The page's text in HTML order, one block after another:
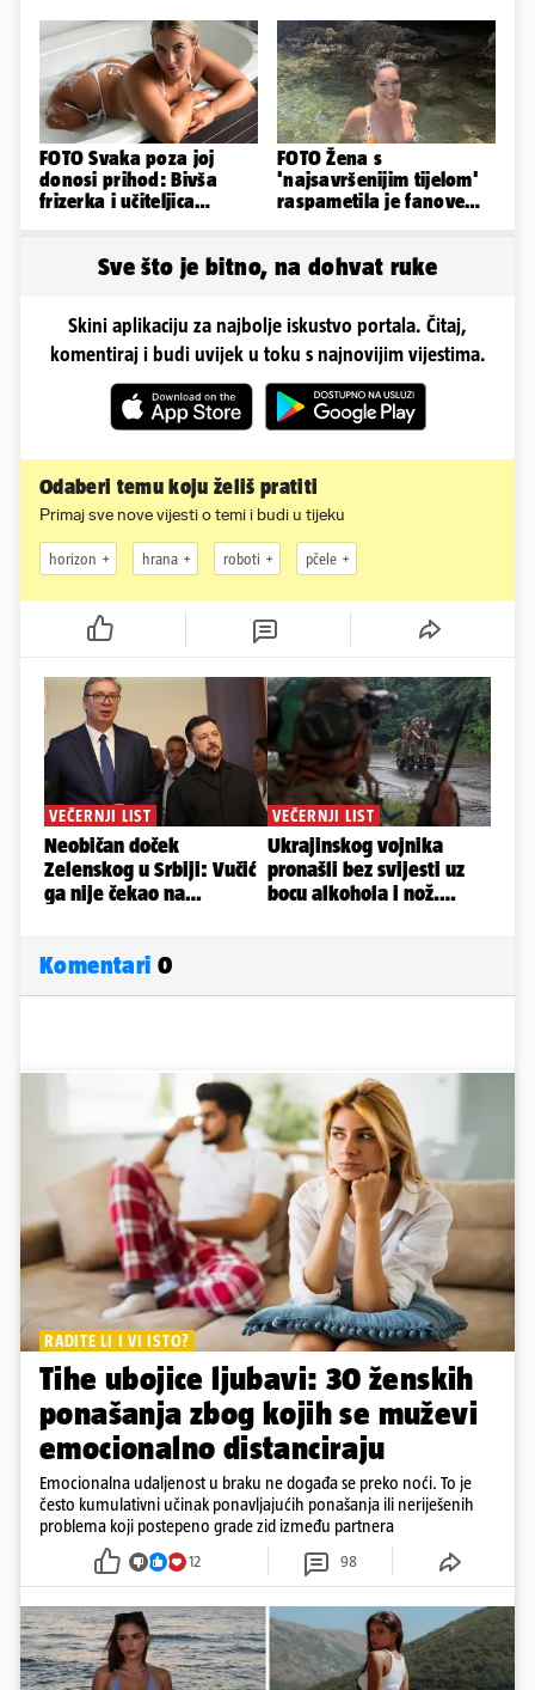
FOTO Svaka poza joj
donosi prihod: Bivša
frizerka i učiteljica
FOTO Žena s
'najsavršenijim tijelom'
raspametila je fanove
Sve što je bitno, na dohvat ruke
Skini aplikaciju za najbolje iskustvo portala. Čitaj,
komentiraj i budi uvijek u toku s najnovijim vijestima.
Odaberi temu koju želiš pratiti
Primaj sve nove vijesti o temi i budi u tijeku
horizon hrana roboti pčele
Komentari 0
RADITE LI I VI ISTO?
Tihe ubojice ljubavi: 30 ženskih
ponašanja zbog kojih se muževi
emocionalno distanciraju
Emocionalna udaljenost u braku ne događa se preko noći. To je
često kumulativni učinak ponavljajućih ponašanja ili neriješenih
problema koji postepeno grade zid između partnera
12 98